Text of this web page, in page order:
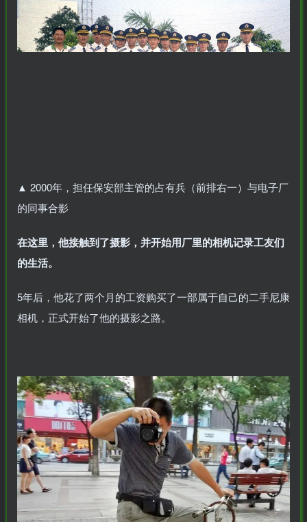
▲ 2000年，担任保安部主管的占有兵（前排右一）与电子厂
的同事合影
在这里，他接触到了摄影，并开始用厂里的相机记录工友们
的生活。
5年后，他花了两个月的工资购买了一部属于自己的二手尼康
相机，正式开始了他的摄影之路。